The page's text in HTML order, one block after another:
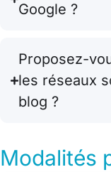
Google ?
Proposez-
les réseaux
blog ?
Modalités